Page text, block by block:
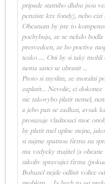
pripade statniho dluhu jsou
penziste krz fondy), nebo cizi
Obcanum by jste to
pochybuju, ze se nekdo
presvedcen, ze ho poctive
tezko .... Oni by si taky mohli
nema sanci se ubranit ...
Proto si myslim, ze moralni
zaplatit... Nevolic, ci
nic takovyho platit nemel,
a jeho pan se zadluzi, avsak
prosazuje vladnouci moc
by platit mel uplne stejne,
si najme spatnou firmu na
ma vzdycky majitel (a
nikoliv spravujici firma
Bohuzel nejde odlisit volice